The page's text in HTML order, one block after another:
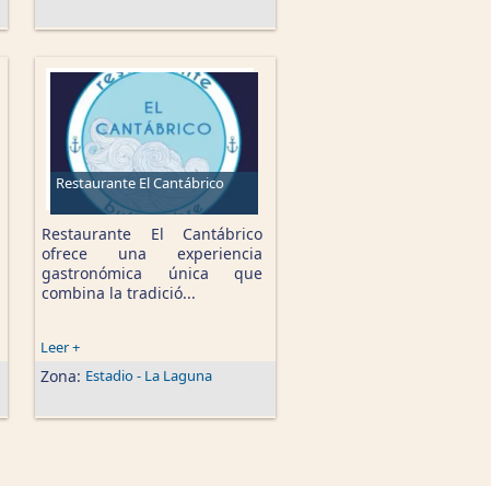
Restaurante El Cantábrico
Restaurante El Cantábrico
ofrece una experiencia
gastronómica única que
combina la tradició...
Leer +
Zona: Estadio - La Laguna